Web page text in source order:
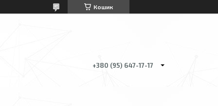
Кошик
+380 (95) 647-17-17